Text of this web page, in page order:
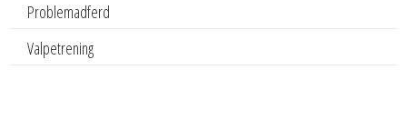
Problemadferd
Valpetrening